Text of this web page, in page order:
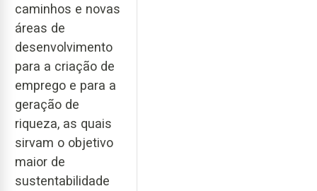
caminhos e novas
áreas de
desenvolvimento
para a criação de
emprego e para a
geração de
riqueza, as quais
sirvam o objetivo
maior de
sustentabilidade